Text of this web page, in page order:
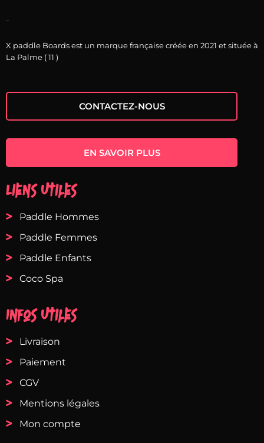
X paddle Boards est un marque française créée en 2021 et située à
La Palme ( 11 )
CONTACTEZ-NOUS
EN SAVOIR PLUS
Liens utiles
Paddle Hommes
Paddle Femmes
Paddle Enfants
Coco Spa
Infos utiles
Livraison
Paiement
CGV
Mentions légales
Mon compte